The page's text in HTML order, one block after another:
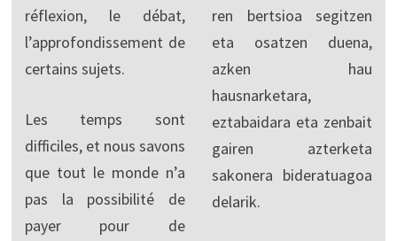
réflexion, le débat,
l’approfondissement de
certains sujets.
Les temps sont
difficiles, et nous savons
que tout le monde n’a
pas la possibilité de
payer pour de
ren bertsioa segitzen
eta osatzen duena,
azken hau
hausnarketara,
eztabaidara eta zenbait
gairen azterketa
sakonera bideratuagoa
delarik.